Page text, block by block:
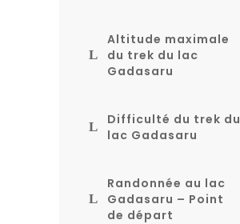
Altitude maximale
du trek du lac
Gadasaru
Difficulté du trek du
lac Gadasaru
Randonnée au lac
Gadasaru – Point
de départ